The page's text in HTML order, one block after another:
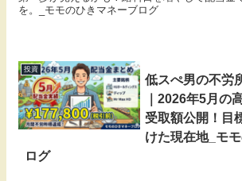
を。_モモのひきマネーブログ
投資
低スぺ男の不労
｜2026年5月の
受取額公開！目
けた現在地_モ
ログ